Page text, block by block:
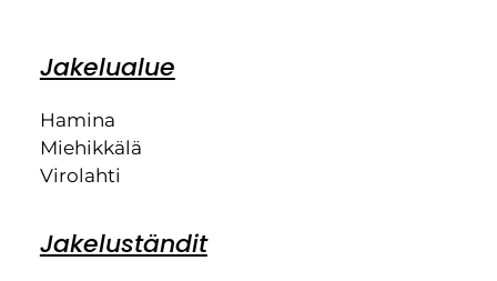
Jakelualue
Hamina
Miehikkälä
Virolahti
Jakeluständit